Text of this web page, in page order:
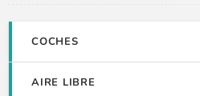
COCHES
AIRE LIBRE